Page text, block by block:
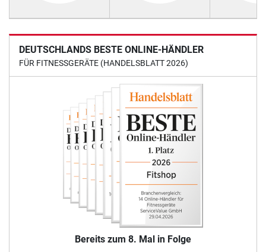
DEUTSCHLANDS BESTE ONLINE-HÄNDLER
FÜR FITNESSGERÄTE (HANDELSBLATT 2026)
Bereits zum 8. Mal in Folge